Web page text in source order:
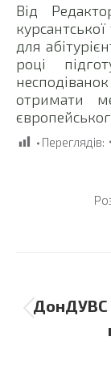
Від
для
році
отримати
Переглядів:
ДонДУВС